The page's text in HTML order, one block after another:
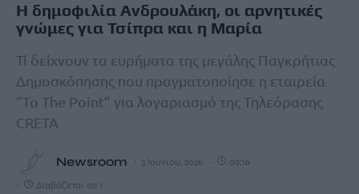
Η δημοφιλία Ανδρουλάκη, οι αρνητικές
γνώμες για Τσίπρα και η Μαρία
Τί δείχνουν τα ευρήματα της μεγάλης Παγκρήτιας
Δημοσκόπησης που πραγματοποίησε η εταιρεία
”To The Point” για λογαριασμό της Τηλεόρασης
CRETA
Newsroom 3 Ιουνίου, 2026 09:16
Διαβάζεται σε 1'